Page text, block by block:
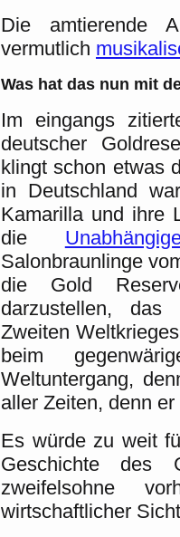
Die amtierende
vermutlich
Was hat das nun mit
Im eingangs
deutscher
klingt schon etwas
in Deutschland
Kamarilla und ihre
die
Salonbraunlinge
die Gold
darzustellen,
Zweiten
beim
Weltuntergang,
aller Zeiten, denn
Es würde zu weit
Geschichte des
zweifelsohne
wirtschaftlicher